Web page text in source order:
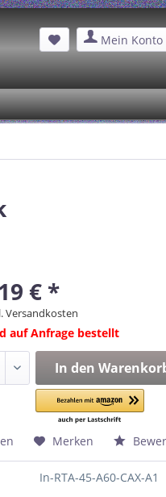
Mein Konto
€ *
Versandkosten
auf Anfrage bestellt
In den
Merken
In-RTA-45-A60-CAX-A1